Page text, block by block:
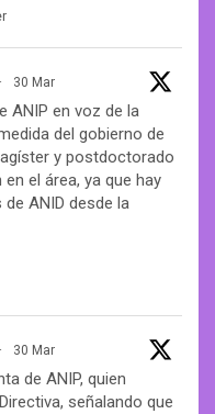
· 30 Mar
ANIP en voz de la
del gobierno de
y postdoctorado
el área, ya que hay
ANID desde la
· 30 Mar
de ANIP, quien
señalando que